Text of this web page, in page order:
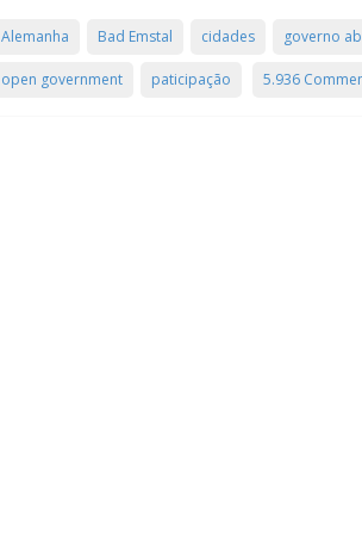
Alemanha Bad Emstal cidades governo
open government paticipação 5.936